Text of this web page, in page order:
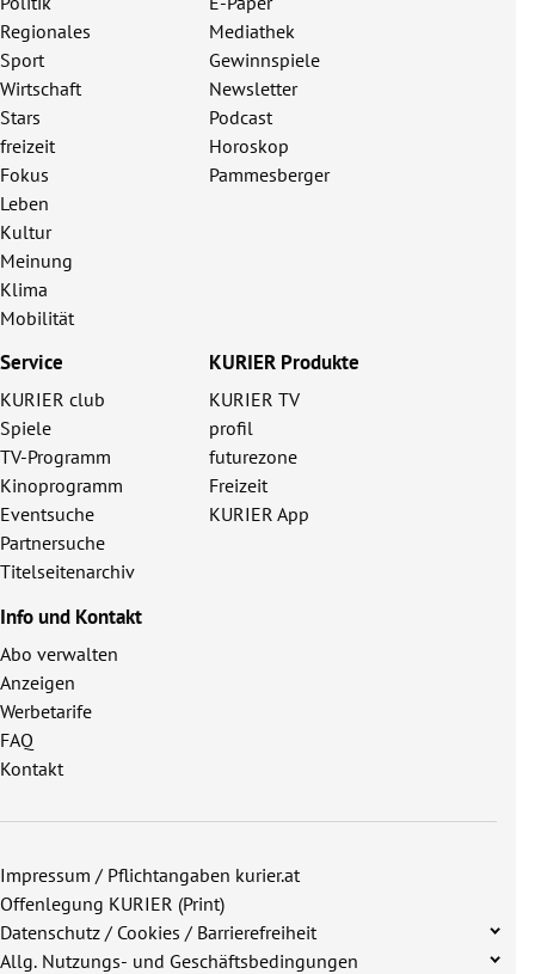
Regionales
Sport
Wirtschaft
Stars
freizeit
Fokus
Leben
Kultur
Meinung
Klima
Mobilität
Mediathek
Gewinnspiele
Newsletter
Podcast
Horoskop
Pammesberger
Service
KURIER club
Spiele
TV-Programm
Kinoprogramm
Eventsuche
Partnersuche
Titelseitenarchiv
KURIER Produkte
KURIER TV
profil
futurezone
Freizeit
KURIER App
Info und Kontakt
Abo verwalten
Anzeigen
Werbetarife
FAQ
Kontakt
Impressum / Pflichtangaben kurier.at
Offenlegung KURIER (Print)
Datenschutz / Cookies / Barrierefreiheit
Allg. Nutzungs- und Geschäftsbedingungen